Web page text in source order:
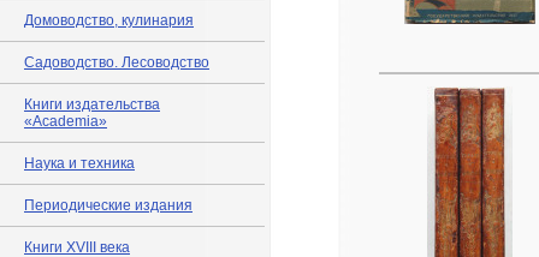
Домоводство, кулинария
Садоводство. Лесоводство
Книги издательства
«Academia»
Наука и техника
Периодические издания
Книги XVIII века